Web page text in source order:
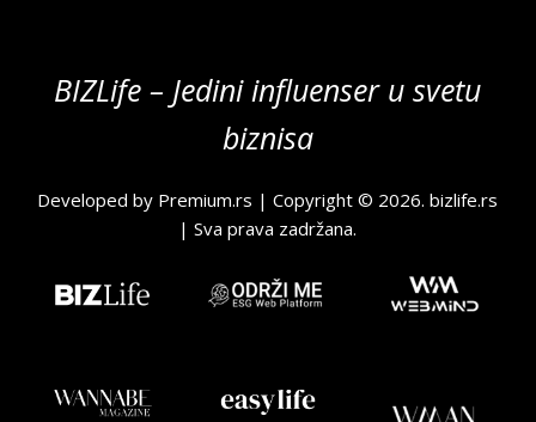
BIZLife – Jedini influenser u svetu
biznisa
Developed by Premium.rs | Copyright © 2026.bizlife.rs
| Sva prava zadržana.